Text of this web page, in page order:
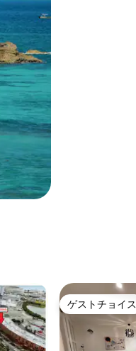
ゲストチョイス
ゲストチョイス